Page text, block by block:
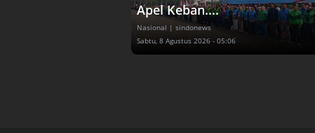
Apel Keban....
Nasional | sindonews
Sabtu, 8 Agustus 2026 - 05:06